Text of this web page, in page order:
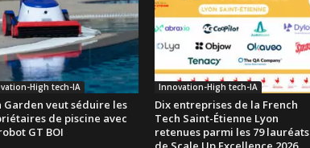
High tech-IA
Garden veut séduire les
de piscine avec
GT BOI
Innovation-High tech-IA
Dix entreprises de la French
Tech Saint-Étienne Lyon
retenues parmi les 79 lauréats